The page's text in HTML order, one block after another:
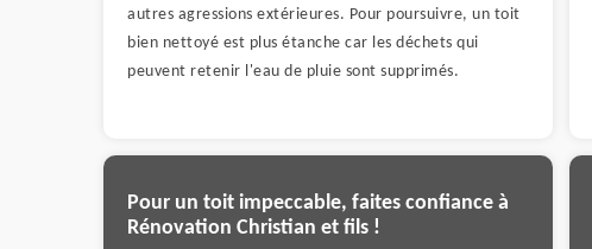
autres agressions extérieures. Pour poursuivre, un toit
bien nettoyé est plus étanche car les déchets qui
peuvent retenir l'eau de pluie sont supprimés.
Pour un toit impeccable, faites confiance à
Rénovation Christian et fils !